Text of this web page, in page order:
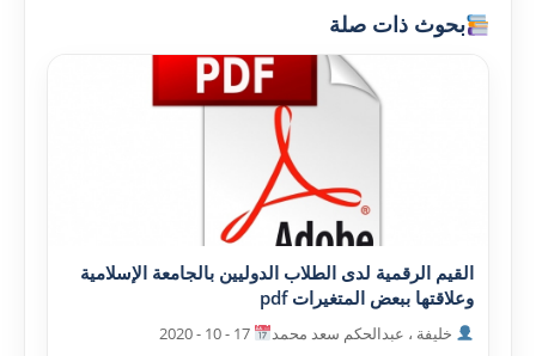
بحوث ذات صلة
القيم الرقمية لدى الطلاب الدوليين بالجامعة الإسلامية
وعلاقتها ببعض المتغيرات pdf
خليفة ، عبدالحکم سعد محمد